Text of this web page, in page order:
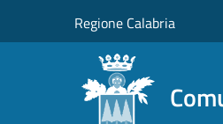
Regione Calabria